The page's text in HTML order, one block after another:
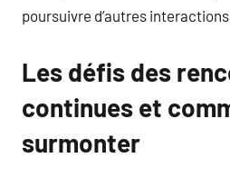
poursuivre d’autres
Les défis des
continues et
surmonter